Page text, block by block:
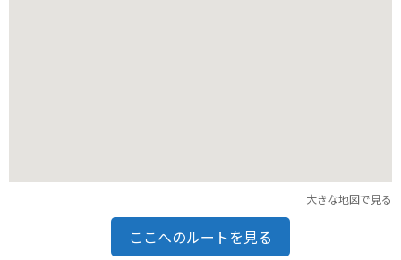
大きな地図で見る
ここへのルートを見る